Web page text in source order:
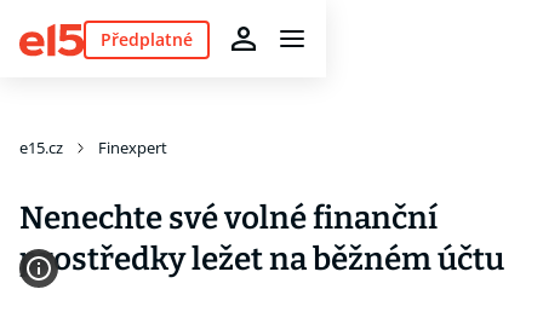
Předplatné
e15.cz Finexpert
Nenechte své volné finanční
prostředky ležet na běžném účtu